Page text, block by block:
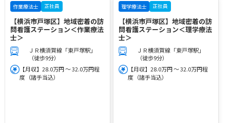
作業療法士 正社員
【横浜市戸塚区】地域密着の訪
問看護ステーション＜作業療法
士＞
ＪＲ横須賀線「東戸塚駅」
（徒歩9分）
【月収】28.0万円 ～ 32.0万円程
度（諸手当込）
理学療法士 正社員
【横浜市戸塚区】地域密着の訪
問看護ステーション＜理学療法
士＞
ＪＲ横須賀線「東戸塚駅」
（徒歩9分）
【月収】28.0万円 ～ 32.0万円程
度（諸手当込）